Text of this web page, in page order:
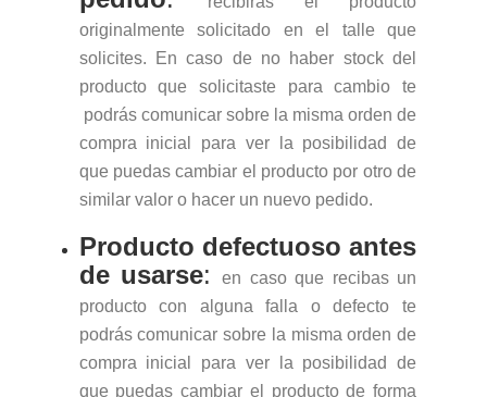
originalmente solicitado en el talle que
solicites. En caso de no haber stock del
producto que solicitaste para cambio te
podrás comunicar sobre la misma orden de
compra inicial para ver la posibilidad de
que puedas cambiar el producto por otro de
similar valor o hacer un nuevo pedido.
Producto defectuoso antes
de usarse:en caso que recibas un
producto con alguna falla o defecto te
podrás comunicar sobre la misma orden de
compra inicial para ver la posibilidad de
que puedas cambiar el producto de forma